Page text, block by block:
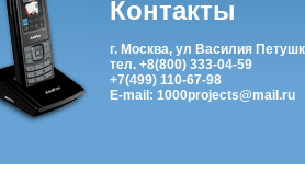
Контакты
г. Москва, ул Василия
тел. +8(800) 333-04-59
+7(499) 110-67-98
E-mail: 1000projects@mail.ru